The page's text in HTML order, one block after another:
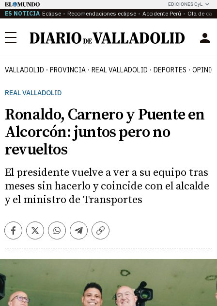
EDICIONES CyL
ES NOTICIA Eclipse Recomendaciones eclipse Accidente Perú Ola de
Menú
VALLADOLID PROVINCIA REAL VALLADOLID DEPORTES
REAL VALLADOLID
Ronaldo, Carnero y Puente en
Alcorcón: juntos pero no
revueltos
El presidente vuelve a ver a su equipo tras
meses sin hacerlo y coincide con el alcalde
y el ministro de Transportes
FacebookTwitterWhatsappTelegramCopiar